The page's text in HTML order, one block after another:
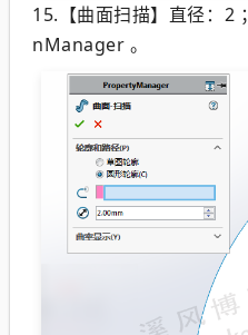
15.【曲面扫描】直径：
nManager 。